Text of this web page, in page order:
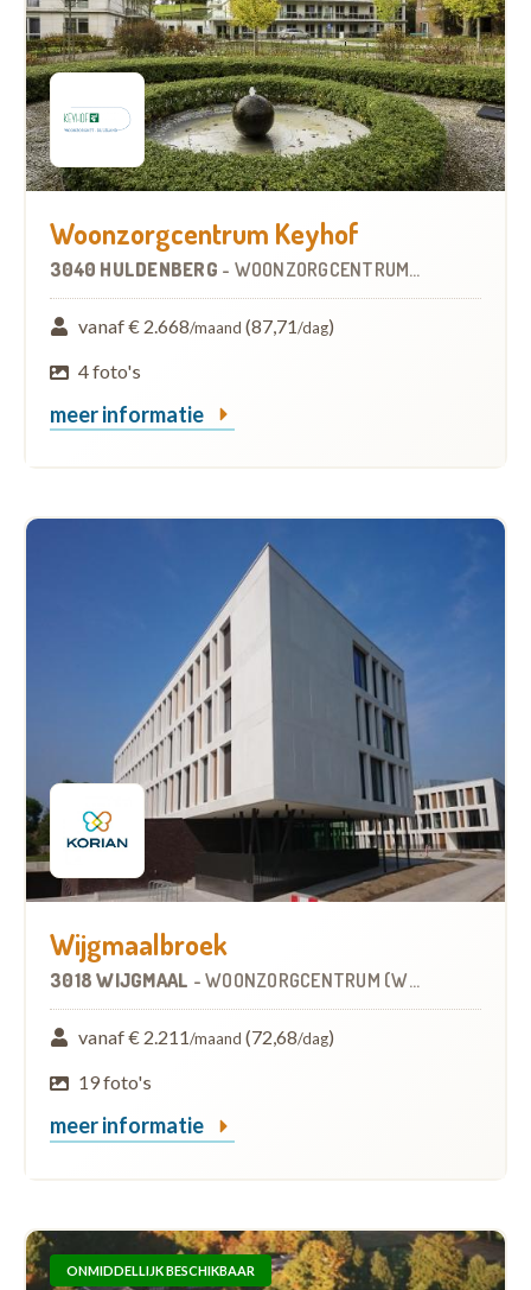
Woonzorgcentrum Keyhof
3040 HULDENBERG - WOONZORGCENTRUM (WZC)
vanaf € 2.668/maand (87,71/dag)
4 foto's
meer informatie
Wijgmaalbroek
3018 WIJGMAAL - WOONZORGCENTRUM (WZC)
vanaf € 2.211/maand (72,68/dag)
19 foto's
meer informatie
ONMIDDELLIJK BESCHIKBAAR